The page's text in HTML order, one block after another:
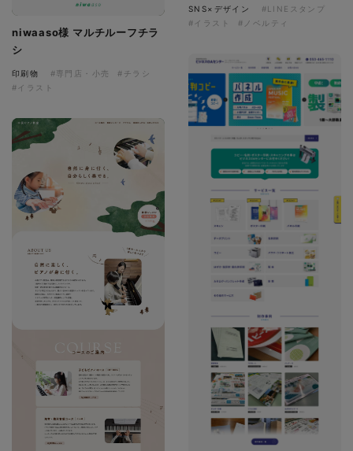
niwaaso様 マルチルーフチラ
シ
印刷物 #専門店・小売
#チラシ
#イラスト
SNS×デザイン
#LINEスタンプ
#イラスト
#ノベルティ